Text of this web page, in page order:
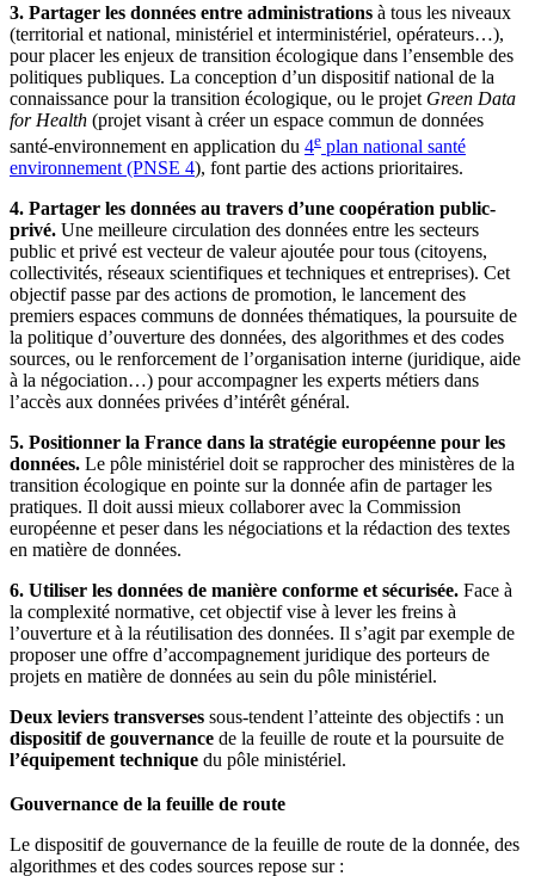
3. Partager les données entre administrations à tous les niveaux
(territorial et national, ministériel et interministériel, opérateurs…),
pour placer les enjeux de transition écologique dans l’ensemble des
politiques publiques. La conception d’un dispositif national de la
connaissance pour la transition écologique, ou le projet Green Data
for Health (projet visant à créer un espace commun de données
santé-environnement en application du 4e plan national santé
environnement (PNSE 4), font partie des actions prioritaires.
4. Partager les données au travers d’une coopération public-
privé. Une meilleure circulation des données entre les secteurs
public et privé est vecteur de valeur ajoutée pour tous (citoyens,
collectivités, réseaux scientifiques et techniques et entreprises). Cet
objectif passe par des actions de promotion, le lancement des
premiers espaces communs de données thématiques, la poursuite de
la politique d’ouverture des données, des algorithmes et des codes
sources, ou le renforcement de l’organisation interne (juridique, aide
à la négociation…) pour accompagner les experts métiers dans
l’accès aux données privées d’intérêt général.
5. Positionner la France dans la stratégie européenne pour les
données. Le pôle ministériel doit se rapprocher des ministères de la
transition écologique en pointe sur la donnée afin de partager les
pratiques. Il doit aussi mieux collaborer avec la Commission
européenne et peser dans les négociations et la rédaction des textes
en matière de données.
6. Utiliser les données de manière conforme et sécurisée. Face à
la complexité normative, cet objectif vise à lever les freins à
l’ouverture et à la réutilisation des données. Il s’agit par exemple de
proposer une offre d’accompagnement juridique des porteurs de
projets en matière de données au sein du pôle ministériel.
Deux leviers transverses sous-tendent l’atteinte des objectifs : un
dispositif de gouvernance de la feuille de route et la poursuite de
l’équipement technique du pôle ministériel.
Gouvernance de la feuille de route
Le dispositif de gouvernance de la feuille de route de la donnée, des
algorithmes et des codes sources repose sur :